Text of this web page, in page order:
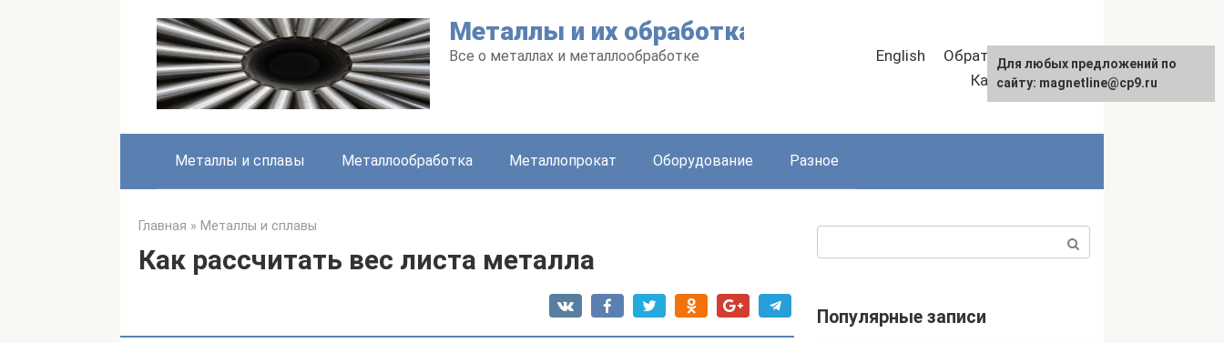
Металлы и их обработка
Все о металлах и металлообработке English
Обратная связь
Карта сайта
Металлы и сплавы Металлообработка Металлопрокат Оборудование Разное
Главная » Металлы и сплавы
Как рассчитать вес листа металла
Популярные записи
Для любых предложений по
сайту: magnetline@cp9.ru